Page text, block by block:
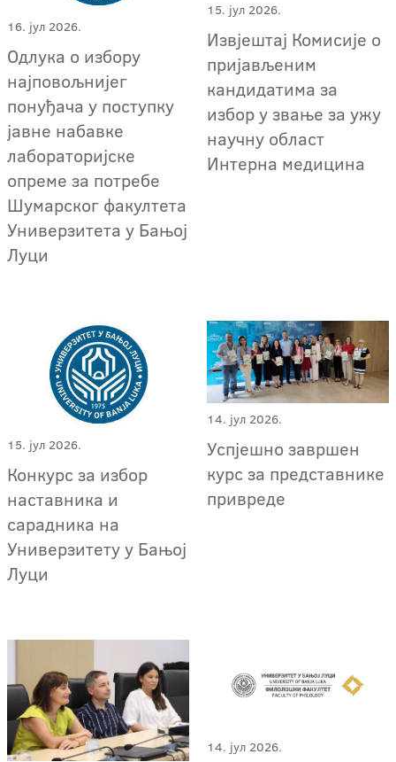
16. јул 2026.
Одлука о избору
најповољнијег
понуђача у поступку
јавне набавке
лабораторијске
опреме за потребе
Шумарског факултета
Универзитета у Бањој
Луци
15. јул 2026.
Извјештај Комисије о
пријављеним
кандидатима за
избор у звање за ужу
научну област
Интерна медицина
15. јул 2026.
Конкурс за избор
наставника и
сарадника на
Универзитету у Бањој
Луци
14. јул 2026.
Успјешно завршен
курс за представнике
привреде
14. јул 2026.